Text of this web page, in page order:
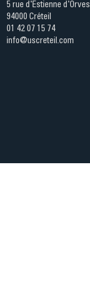
5 rue d'Estienne d'Orves
94000 Créteil
01 42 07 15 74
info@uscreteil.com